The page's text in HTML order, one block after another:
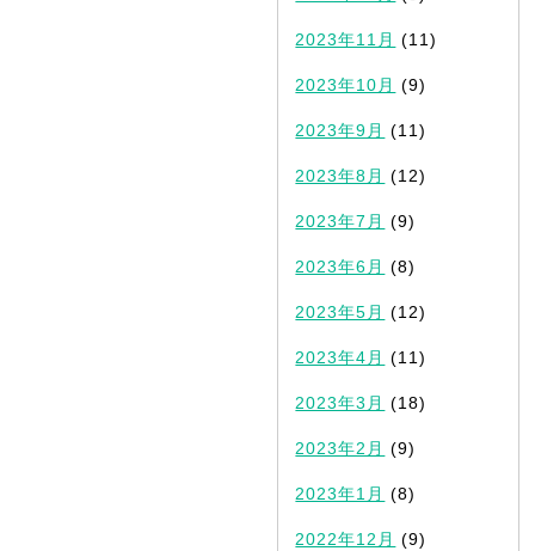
2023年11月 (11)
2023年10月 (9)
2023年9月 (11)
2023年8月 (12)
2023年7月 (9)
2023年6月 (8)
2023年5月 (12)
2023年4月 (11)
2023年3月 (18)
2023年2月 (9)
2023年1月 (8)
2022年12月 (9)